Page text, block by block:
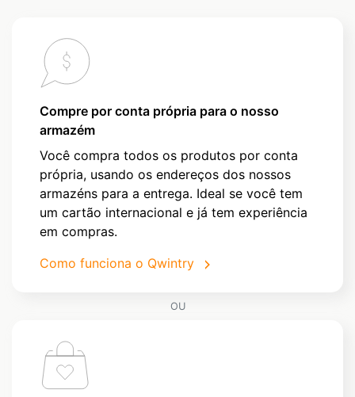
Compre por conta própria para o nosso
armazém
Você compra todos os produtos por conta
própria, usando os endereços dos nossos
armazéns para a entrega. Ideal se você tem
um cartão internacional e já tem experiência
em compras.
Como funciona o Qwintry
OU